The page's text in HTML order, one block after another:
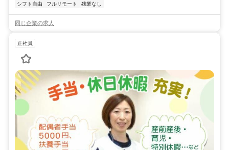
シフト自由 フルリモート 残業なし
同じ企業の求人
正社員